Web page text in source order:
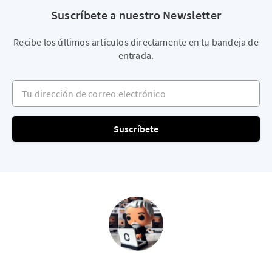
Suscríbete a nuestro Newsletter
Recibe los últimos artículos directamente en tu bandeja de
entrada.
Tu dirección de correo electrónico
Suscríbete